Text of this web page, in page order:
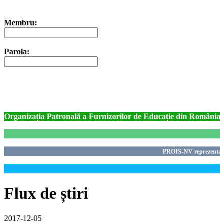
Membru:
Parola:
Organizația Patronală a Furnizorilor de Educație din
PROIS-NV
Flux de știri
2017-12-05